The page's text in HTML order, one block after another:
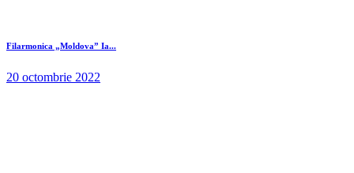
Filarmonica „Moldova” Ia...
20 octombrie 2022